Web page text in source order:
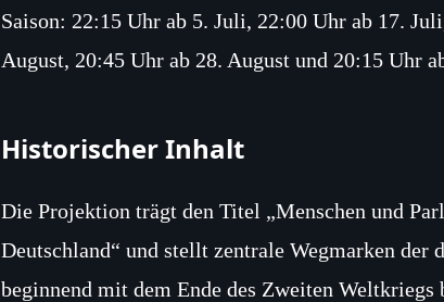
Saison: 22:15 Uhr ab 5. Juli, 22:00 Uhr ab 17.
August, 20:45 Uhr ab 28. August und 20:15 Uhr
Historischer Inhalt
Die Projektion trägt den Titel „Menschen und
Deutschland“ und stellt zentrale Wegmarken der
beginnend mit dem Ende des Zweiten